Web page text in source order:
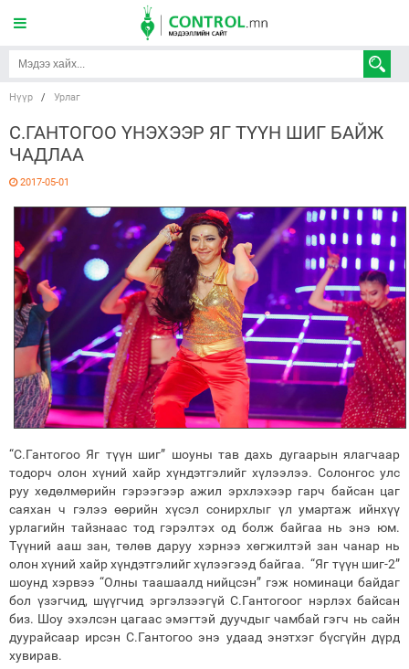
Нүүр / Урлаг
С.ГАНТОГОО ҮНЭХЭЭР ЯГ ТҮҮН ШИГ БАЙЖ
ЧАДЛАА
2017-05-01
“С.Гантогоо Яг түүн шиг” шоуны тав дахь дугаарын ялагчаар
тодорч олон хүний хайр хүндэтгэлийг хүлээлээ. Солонгос улс
руу хөдөлмөрийн гэрээгээр ажил эрхлэхээр гарч байсан цаг
саяхан ч гэлээ өөрийн хүсэл сонирхлыг үл умартаж ийнхүү
урлагийн тайзнаас тод гэрэлтэх од болж байгаа нь энэ юм.
Түүний ааш зан, төлөв даруу хэрнээ хөгжилтэй зан чанар нь
олон хүний хайр хүндэтгэлийг хүлээгээд байгаа. “Яг түүн шиг-2”
шоунд хэрвээ “Олны таашаалд нийцсэн” гэж номинаци байдаг
бол үзэгчид, шүүгчид эргэлзээгүй С.Гантогоог нэрлэх байсан
биз. Шоу эхэлсэн цагаас эмэгтэй дуучдыг чамбай гэгч нь сайн
дуурайсаар ирсэн С.Гантогоо энэ удаад энэтхэг бүсгүйн дүрд
хувирав.